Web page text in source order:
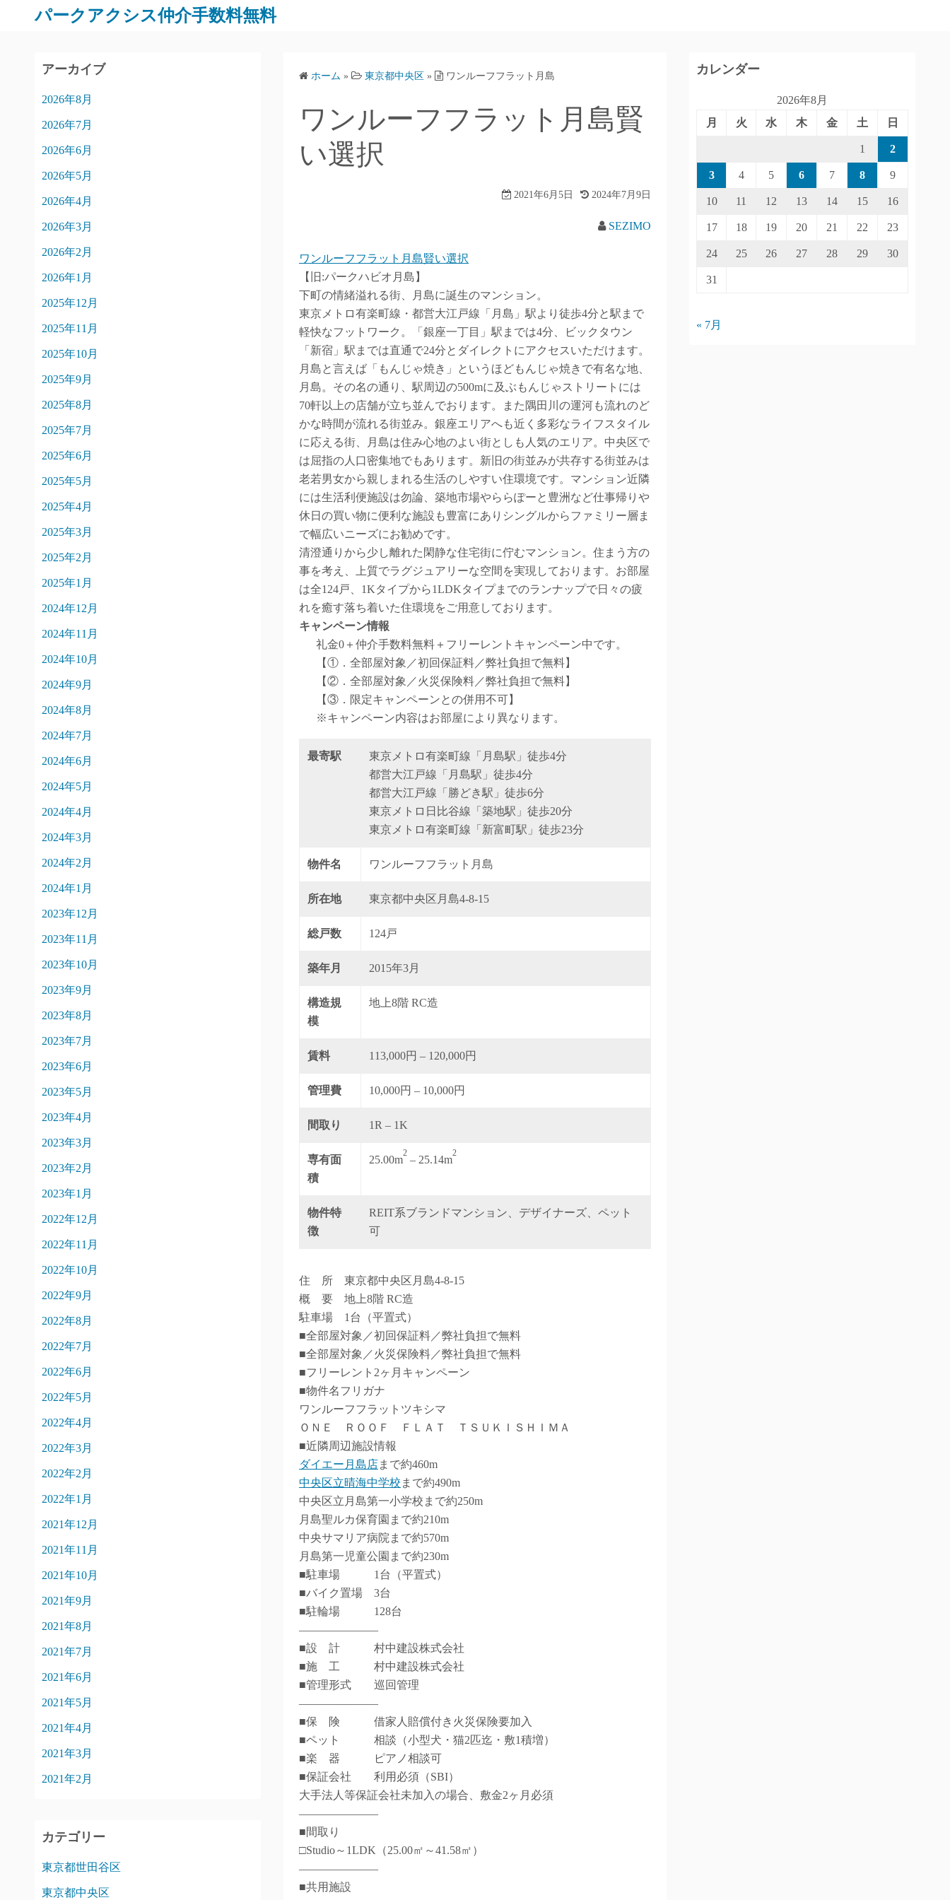
パークアクシス仲介手数料無料
ホーム » 東京都中央区 » ワンルーフフラット月島
ワンルーフフラット月島賢
い選択
2021年6月5日 2024年7月9日
SEZIMO
ワンルーフフラット月島賢い選択
【旧:パークハビオ月島】
下町の情緒溢れる街、月島に誕生のマンション。
東京メトロ有楽町線・都営大江戸線「月島」駅より徒歩4分と駅まで
軽快なフットワーク。「銀座一丁目」駅までは4分、ビックタウン
「新宿」駅までは直通で24分とダイレクトにアクセスいただけます。
月島と言えば「もんじゃ焼き」というほどもんじゃ焼きで有名な地、
月島。その名の通り、駅周辺の500mに及ぶもんじゃストリートには
70軒以上の店舗が立ち並んでおります。また隅田川の運河も流れのど
かな時間が流れる街並み。銀座エリアへも近く多彩なライフスタイル
に応える街、月島は住み心地のよい街としも人気のエリア。中央区で
は屈指の人口密集地でもあります。新旧の街並みが共存する街並みは
老若男女から親しまれる生活のしやすい住環境です。マンション近隣
には生活利便施設は勿論、築地市場やららぽーと豊洲など仕事帰りや
休日の買い物に便利な施設も豊富にありシングルからファミリー層ま
で幅広いニーズにお勧めです。
清澄通りから少し離れた閑静な住宅街に佇むマンション。住まう方の
事を考え、上質でラグジュアリーな空間を実現しております。お部屋
は全124戸、1Kタイプから1LDKタイプまでのランナップで日々の疲
れを癒す落ち着いた住環境をご用意しております。
キャンペーン情報
礼金0 ＋仲介手数料無料 ＋ フリーレント キャンペーン中です。
【①．全部屋対象／初回保証料／弊社負担で無料】
【②．全部屋対象／火災保険料／弊社負担で無料】
【③．限定キャンペーンとの併用不可】
※キャンペーン内容はお部屋により異なります。
最寄駅
東京メトロ有楽町線「月島駅」徒歩4分
都営大江戸線「月島駅」徒歩4分
都営大江戸線「勝どき駅」徒歩6分
東京メトロ日比谷線「築地駅」徒歩20分
東京メトロ有楽町線「新富町駅」徒歩23分
物件名 ワンルーフフラット月島
所在地 東京都中央区月島4-8-15
総戸数 124戸
築年月 2015年3月
構造規
模
地上8階 RC造
賃料 113,000円 – 120,000円
管理費 10,000円 – 10,000円
間取り 1R – 1K
専有面
積
25.00m
2
– 25.14m
2
物件特
徴
REIT系ブランドマンション、デザイナーズ、ペット
可
住 所 東京都中央区月島4-8-15
概 要 地上8階 RC造
駐車場 1台（平置式）
■全部屋対象／初回保証料／弊社負担で無料
■全部屋対象／火災保険料／弊社負担で無料
■フリーレント2ヶ月キャンペーン
■物件名フリガナ
ワンルーフフラットツキシマ
ＯＮＥ ＲＯＯＦ ＦＬＡＴ ＴＳＵＫＩＳＨＩＭＡ
■近隣周辺施設情報
ダイエー月島店まで約460m
中央区立晴海中学校 まで約490m
中央区立月島第一小学校まで約250m
月島聖ルカ保育園まで約210m
中央サマリア病院まで約570m
月島第一児童公園まで約230m
■駐車場 1台（平置式）
■バイク置場 3台
■駐輪場 128台
―――――――
■設 計 村中建設株式会社
■施 工 村中建設株式会社
■管理形式 巡回管理
―――――――
■保 険 借家人賠償付き火災保険要加入
■ペット 相談（小型犬・猫2匹迄・敷1積増）
■楽 器 ピアノ相談可
■保証会社 利用必須（SBI）
大手法人等保証会社未加入の場合、敷金2ヶ月必須
―――――――
■間取り
□Studio～1LDK（25.00㎡～41.58㎡）
―――――――
■共用施設
アーカイブ
2026年8月
2026年7月
2026年6月
2026年5月
2026年4月
2026年3月
2026年2月
2026年1月
2025年12月
2025年11月
2025年10月
2025年9月
2025年8月
2025年7月
2025年6月
2025年5月
2025年4月
2025年3月
2025年2月
2025年1月
2024年12月
2024年11月
2024年10月
2024年9月
2024年8月
2024年7月
2024年6月
2024年5月
2024年4月
2024年3月
2024年2月
2024年1月
2023年12月
2023年11月
2023年10月
2023年9月
2023年8月
2023年7月
2023年6月
2023年5月
2023年4月
2023年3月
2023年2月
2023年1月
2022年12月
2022年11月
2022年10月
2022年9月
2022年8月
2022年7月
2022年6月
2022年5月
2022年4月
2022年3月
2022年2月
2022年1月
2021年12月
2021年11月
2021年10月
2021年9月
2021年8月
2021年7月
2021年6月
2021年5月
2021年4月
2021年3月
2021年2月
カテゴリー
東京都世田谷区
東京都中央区
カレンダー
2026年8月
月
火 水 木 金 土 日
1 2
3 4 5 6 7 8 9
10 11 12 13 14 15 16
17 18 19 20 21 22 23
24 25 26 27 28 29 30
31
« 7月